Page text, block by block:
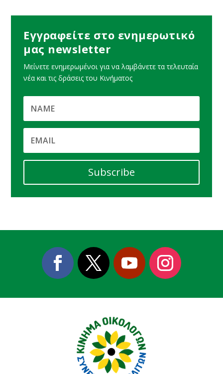
Εγγραφείτε στο ενημερωτικό
μας newsletter
Μείνετε ενημερωμένοι για να λαμβάνετε τα τελευταία
νέα και τις δράσεις του Κινήματος
Subscribe